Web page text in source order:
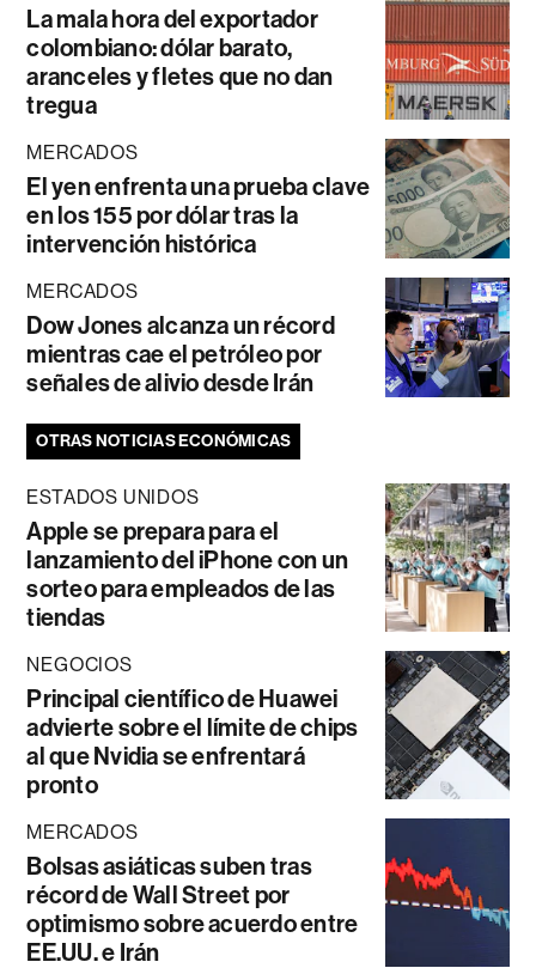
La mala hora del exportador
colombiano: dólar barato,
aranceles y fletes que no dan
tregua
MERCADOS
El yen enfrenta una prueba clave
en los 155 por dólar tras la
intervención histórica
MERCADOS
Dow Jones alcanza un récord
mientras cae el petróleo por
señales de alivio desde Irán
OTRAS NOTICIAS ECONÓMICAS
ESTADOS UNIDOS
Apple se prepara para el
lanzamiento del iPhone con un
sorteo para empleados de las
tiendas
NEGOCIOS
Principal científico de Huawei
advierte sobre el límite de chips
al que Nvidia se enfrentará
pronto
MERCADOS
Bolsas asiáticas suben tras
récord de Wall Street por
optimismo sobre acuerdo entre
EE.UU. e Irán